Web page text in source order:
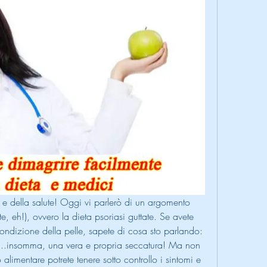
della salute! Oggi vi parlerò di un argomento
eh!), ovvero la dieta psoriasi guttate. Se avete
della pelle, sapete di cosa sto parlando:
una vera e propria seccatura! Ma non
potrete tenere sotto controllo i sintomi e